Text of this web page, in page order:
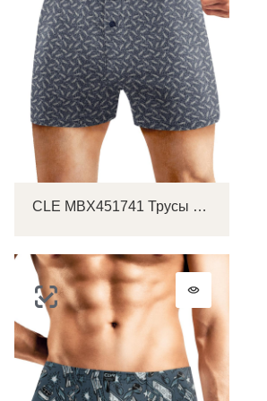
CLE MBX451741 Трусы мужские боксеры